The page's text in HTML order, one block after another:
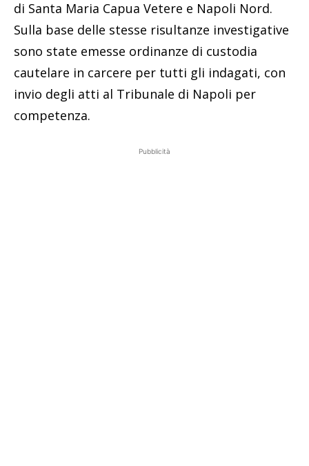
di Santa Maria Capua Vetere e Napoli Nord.
Sulla base delle stesse risultanze investigative
sono state emesse ordinanze di custodia
cautelare in carcere per tutti gli indagati, con
invio degli atti al Tribunale di Napoli per
competenza.
Pubblicità